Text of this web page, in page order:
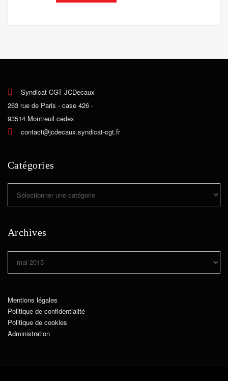
Syndicat CGT JCDecaux
263 rue de Paris - case 426 -
93514 Montreuil cedex
contact@jcdecaux.syndicat-cgt.fr
Catégories
Archives
Mentions légales
Politique de confidentialité
Politique de cookies
Administration